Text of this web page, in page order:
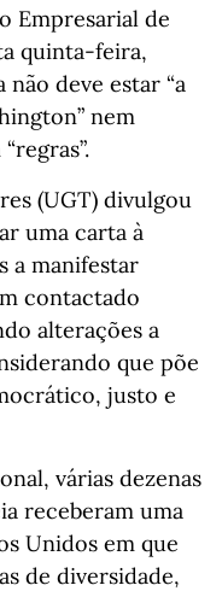
Empresarial de
quinta-feira,
deve estar “a
nem
(UGT) divulgou
uma carta à
a manifestar
contactado
alterações a
que põe
justo e
várias dezenas
receberam uma
Unidos em que
de diversidade,